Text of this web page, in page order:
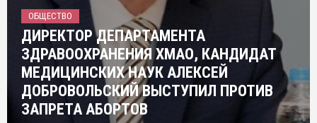
ОБЩЕСТВО
ДИРЕКТОР ДЕПАРТАМЕНТА
ЗДРАВООХРАНЕНИЯ ХМАО, КАНДИДАТ
МЕДИЦИНСКИХ НАУК АЛЕКСЕЙ
ДОБРОВОЛЬСКИЙ ВЫСТУПИЛ ПРОТИВ
ЗАПРЕТА АБОРТОВ